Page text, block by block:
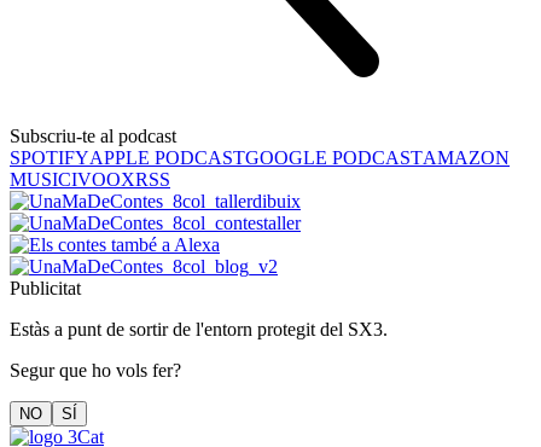
Subscriu-te al podcast
SPOTIFYAPPLE PODCASTGOOGLE PODCASTAMAZON
MUSICIVOOXRSS
Publicitat
Estàs a punt de sortir de l'entorn protegit del SX3.
Segur que ho vols fer?
NO SÍ